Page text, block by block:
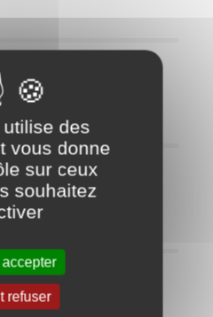
des
vous donne
sur ceux
souhaitez
accepter
refuser